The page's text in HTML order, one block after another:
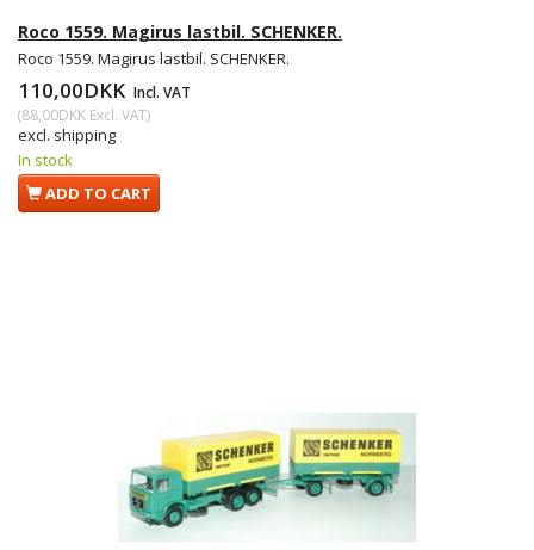
Roco 1559. Magirus lastbil. SCHENKER.
Roco 1559. Magirus lastbil. SCHENKER.
110,00DKK Incl. VAT
(88,00DKK Excl. VAT)
excl. shipping
In stock
ADD TO CART